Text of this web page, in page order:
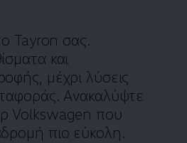
Tayron σας.
και
μέχρι λύσεις
Ανακαλύψτε
Volkswagen που
πιο εύκολη.